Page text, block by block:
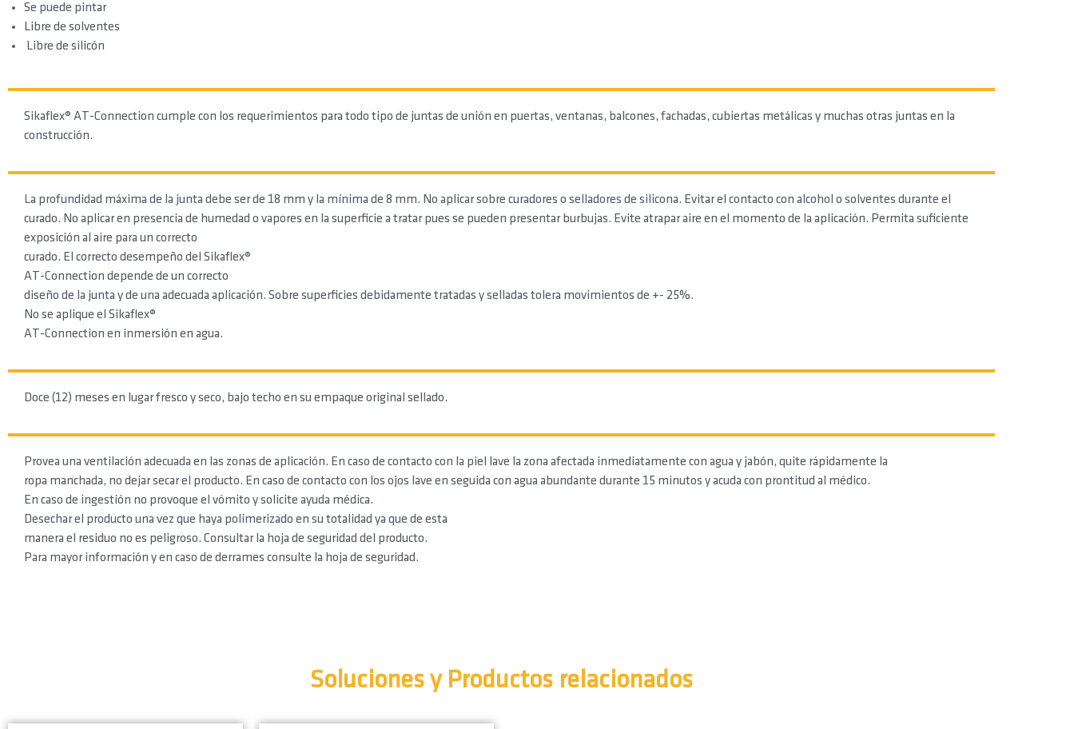
Se puede pintar
Libre de solventes
Libre de silicón
Sikaflex® AT-Connection cumple con los requerimientos para todo tipo de juntas de unión en puertas, ventanas, balcones, fachadas, cubiertas metálicas y muchas otras juntas en la
construcción.
La profundidad máxima de la junta debe ser de 18 mm y la mínima de 8 mm. No aplicar sobre curadores o selladores de silicona. Evitar el contacto con alcohol o solventes durante el
curado. No aplicar en presencia de humedad o vapores en la superficie a tratar pues se pueden presentar burbujas. Evite atrapar aire en el momento de la aplicación. Permita suficiente
exposición al aire para un correcto
curado. El correcto desempeño del Sikaflex®
AT-Connection depende de un correcto
diseño de la junta y de una adecuada aplicación. Sobre superficies debidamente tratadas y selladas tolera movimientos de +- 25%.
No se aplique el Sikaflex®
AT-Connection en inmersión en agua.
Doce (12) meses en lugar fresco y seco, bajo techo en su empaque original sellado.
Provea una ventilación adecuada en las zonas de aplicación. En caso de contacto con la piel lave la zona afectada inmediatamente con agua y jabón, quite rápidamente la
ropa manchada, no dejar secar el producto. En caso de contacto con los ojos lave en seguida con agua abundante durante 15 minutos y acuda con prontitud al médico.
En caso de ingestión no provoque el vómito y solicite ayuda médica.
Desechar el producto una vez que haya polimerizado en su totalidad ya que de esta
manera el residuo no es peligroso. Consultar la hoja de seguridad del producto.
Para mayor información y en caso de derrames consulte la hoja de seguridad.
Soluciones y Productos relacionados